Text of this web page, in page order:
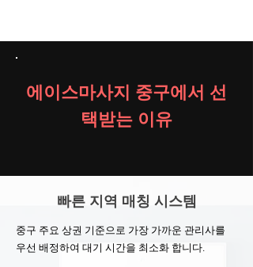
에이스마사지 중구에서 선
택받는 이유
빠른 지역 매칭 시스템
중구 주요 상권 기준으로 가장 가까운 관리사를
우선 배정하여 대기 시간을 최소화 합니다.